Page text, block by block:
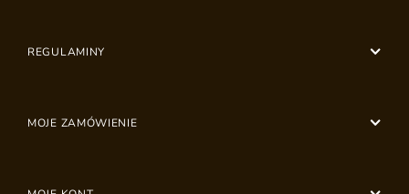
REGULAMINY
MOJE ZAMÓWIENIE